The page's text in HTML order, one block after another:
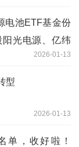
电池ETF基金份
光电源、亿纬
2026-01-13
型
2026-01-13
单，收好啦！